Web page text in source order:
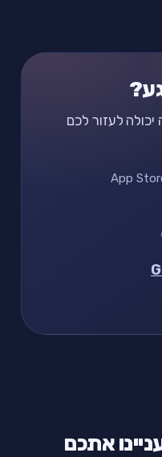
לעזור לכם
אתכם